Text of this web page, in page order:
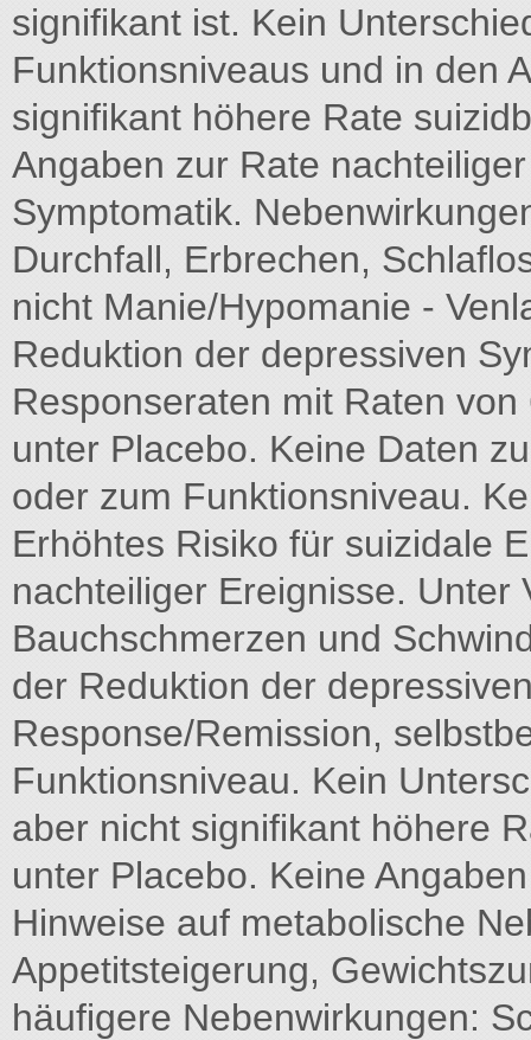
signifikant ist. Kein
Funktionsniveaus und in den
signifikant höhere Rate
Angaben zur Rate
Symptomatik.
Durchfall, Erbrechen,
nicht Manie/Hypomanie -
Reduktion der depressiven
Responseraten mit Raten
unter Placebo. Keine Daten
oder zum Funktionsniveau.
Erhöhtes Risiko für suizidale
nachteiliger Ereignisse.
Bauchschmerzen und
der Reduktion der
Response/Remission,
Funktionsniveau. Kein
aber nicht signifikant höhere
unter Placebo. Keine
Hinweise auf metabolische
Appetitsteigerung,
häufigere Nebenwirkungen: